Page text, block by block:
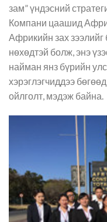
зам” үндэсний
Компани цаашид
Африкийн зах
нөхөдтэй болж, энэ
найман янз бүрийн
хэрэглэгчиддээ
ойлголт, мэдэж байна.